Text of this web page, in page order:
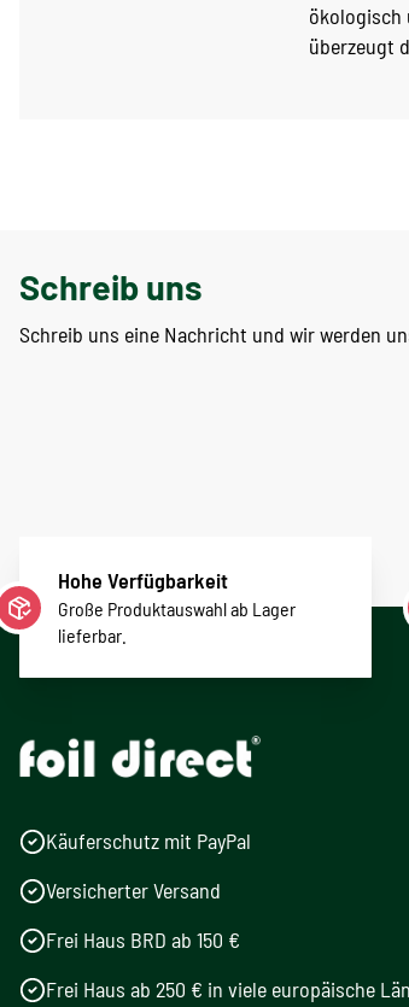
ökologisch
überzeugt
Schreib uns
Schreib uns eine Nachricht und wir werden
Hohe Verfügbarkeit
Große Produktauswahl ab Lager
lieferbar.
Käuferschutz mit PayPal
Versicherter Versand
Frei Haus BRD ab 150 €
Frei Haus ab 250 € in viele europäische